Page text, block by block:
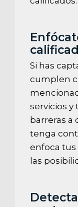
Si has
cumplen
servicios y
barreras a
tenga
enfoca tus
las